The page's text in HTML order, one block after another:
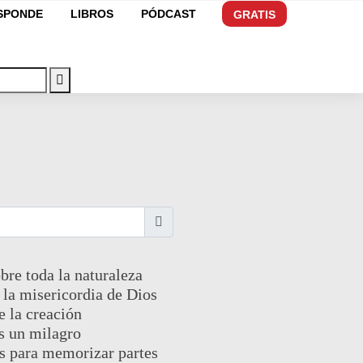
LIBROS PÓDCAST GRATIS
toda la naturaleza
la misericordia de Dios
la creación
un milagro
para memorizar partes